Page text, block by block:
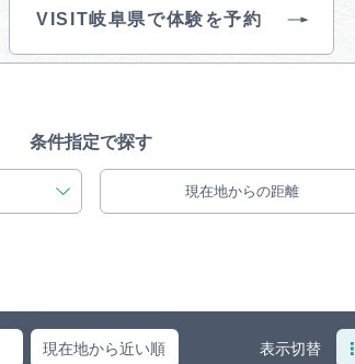
動画ライブラ
VISIT岐阜県で体験を予約
条件指定で探す
現在地からの距離
現在地から近い順 表示切替